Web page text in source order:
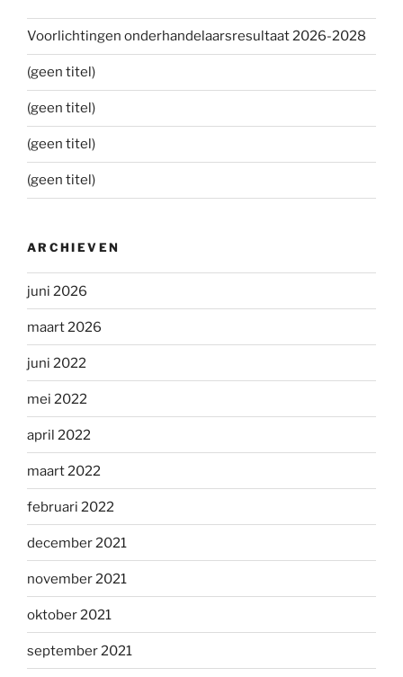
Voorlichtingen onderhandelaarsresultaat 2026-2028
(geen titel)
(geen titel)
(geen titel)
(geen titel)
ARCHIEVEN
juni 2026
maart 2026
juni 2022
mei 2022
april 2022
maart 2022
februari 2022
december 2021
november 2021
oktober 2021
september 2021